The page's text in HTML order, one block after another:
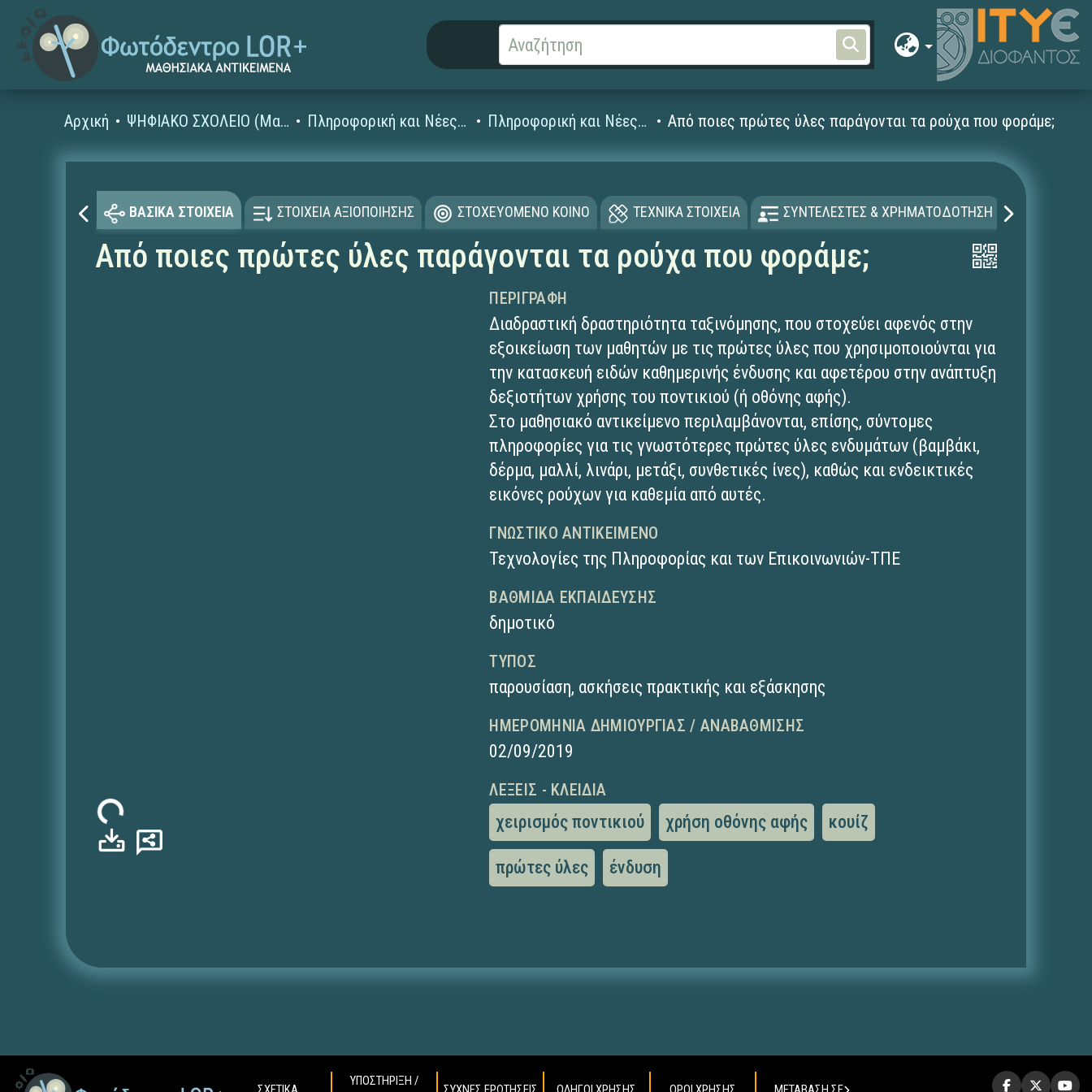
Αρχική ΨΗΦΙΑΚΟ ΣΧΟΛΕΙΟ (Μαθησιακά Αντικείμενα) Πληροφορική και Νέες Τεχνολογίες Πληροφορική και Νέες Τεχνολογίες Δημοτικού Από ποιες πρώτες ύλες παράγονται τα ρούχα που φοράμε;
ΒΑΣΙΚΑ ΣΤΟΙΧΕΙΑ ΣΤΟΙΧΕΙΑ ΑΞΙΟΠΟΙΗΣΗΣ ΣΤΟΧΕΥΟΜΕΝΟ ΚΟΙΝΟ ΤΕΧΝΙΚΑ ΣΤΟΙΧΕΙΑ ΣΥΝΤΕΛΕΣΤΕΣ & ΧΡΗΜΑΤΟΔΟΤΗΣΗ
Από ποιες πρώτες ύλες παράγονται τα ρούχα που φοράμε;
Φόρτωση...
ΠΕΡΙΓΡΑΦΉ
Διαδραστική δραστηριότητα ταξινόμησης, που στοχεύει αφενός στην
εξοικείωση των μαθητών με τις πρώτες ύλες που χρησιμοποιούνται για
την κατασκευή ειδών καθημερινής ένδυσης και αφετέρου στην ανάπτυξη
δεξιοτήτων χρήσης του ποντικιού (ή οθόνης αφής).
Στο μαθησιακό αντικείμενο περιλαμβάνονται, επίσης, σύντομες
πληροφορίες για τις γνωστότερες πρώτες ύλες ενδυμάτων (βαμβάκι,
δέρμα, μαλλί, λινάρι, μετάξι, συνθετικές ίνες), καθώς και ενδεικτικές
εικόνες ρούχων για καθεμία από αυτές.
ΓΝΩΣΤΙΚΌ ΑΝΤΙΚΕΊΜΕΝΟ
Τεχνολογίες της Πληροφορίας και των Επικοινωνιών-ΤΠΕ
ΒΑΘΜΊΔΑ ΕΚΠΑΊΔΕΥΣΗΣ
δημοτικό
ΤΎΠΟΣ
παρουσίαση, ασκήσεις πρακτικής και εξάσκησης
ΗΜΕΡΟΜΗΝΊΑ ΔΗΜΙΟΥΡΓΊΑΣ / ΑΝΑΒΆΘΜΙΣΗΣ
02/09/2019
ΛΈΞΕΙΣ - ΚΛΕΙΔΙΆ
χειρισμός ποντικιού χρήση οθόνης αφής κουίζ
πρώτες ύλες ένδυση
ΥΠΟΣΤΗΡΙΞΗ /